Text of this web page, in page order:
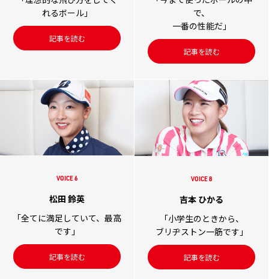
れるボール」
記事を読む
で、
一番の性能だ」
記事を読む
VOICE 6
松田 鈴英
「全てに満足していて、最高
です」
記事を読む
VOICE 8
吉本 ひかる
「小学生のときから、
ブリヂストン一筋です」
記事を読む